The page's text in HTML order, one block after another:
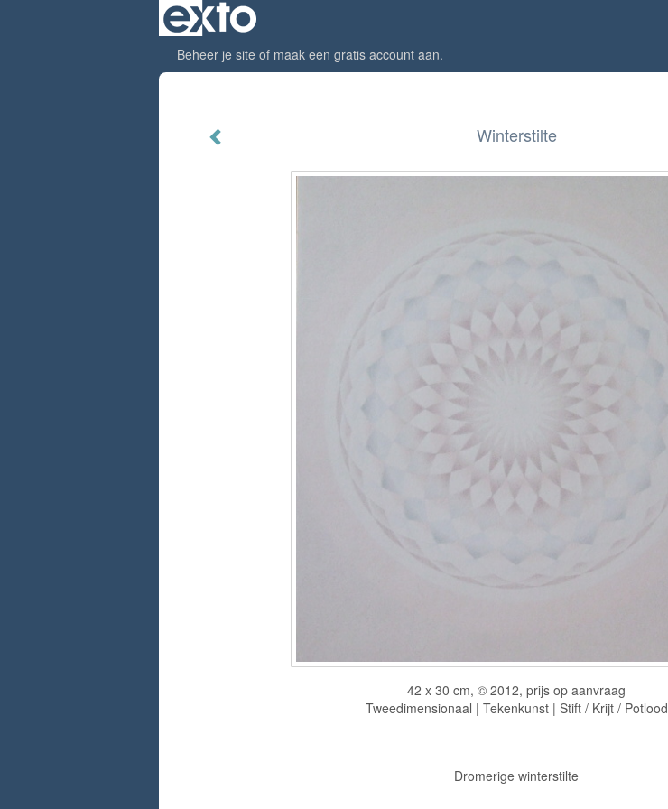
Beheer je site of maak een gratis account aan.
Winterstilte
42 x 30 cm, © 2012, prijs op aanvraag
Tweedimensionaal | Tekenkunst | Stift / Krijt / Potlood
Dromerige winterstilte